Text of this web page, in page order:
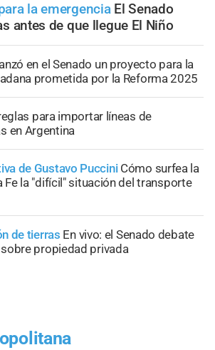
la emergencia El Senado
antes de que llegue El Niño
en el Senado un proyecto para la
prometida por la Reforma 2025
para importar líneas de
en Argentina
de Gustavo Puccini Cómo surfea la
Fe la "difícil" situación del transporte
de tierras En vivo: el Senado debate
propiedad privada